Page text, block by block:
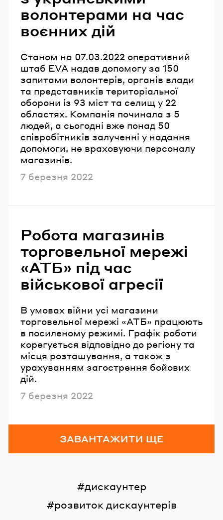
волонтерами на час
воєнних дій
Станом на 07.03.2022 оперативний
штаб EVA надав допомогу за 150
запитами волонтерів, органів влади
та представників територіальної
оборони із 93 міст та селищ у 22
областях. Компанія починала з 5
людей, а сьогодні вже понад 50
співробітників залученні у надання
допомоги, не враховуючи персоналу
магазинів.
Опубліковано
7 березня 2022
Робота магазинів
торговельної мережі
«АТБ» під час
військової агресії
В умовах війни усі магазини
торговельної мережі «АТБ» працюють
в посиленому режимі. Графік роботи
корегується відповідно до регіону та
місця розташування, а також з
урахуванням загострення бойових
дій.
Опубліковано
7 березня 2022
ЗАВАНТАЖИТИ ЩЕ
дискаунтер
розвиток дискаунтерів